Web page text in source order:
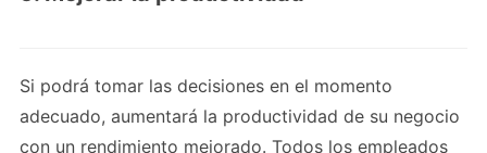
Si podrá tomar las decisiones en el momento
adecuado, aumentará la productividad de su negocio
con un rendimiento mejorado. Todos los empleados